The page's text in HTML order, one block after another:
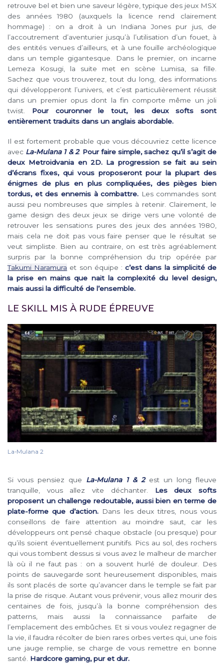
retrouve bel et bien une saveur légère, typique des jeux MSX
des années 1980 (auxquels la licence rend clairement
hommage) : on a droit à un Indiana Jones pur jus, de
l’accoutrement d’aventurier jusqu’à l’utilisation d’un fouet, à
des entités venues d’ailleurs, et à une fouille archéologique
dans un temple gigantesque. Dans le premier, on incarne
Lemeza Kosugi, la suite met en scène Lumisa, sa fille.
Sachez que vous trouverez, tout du long, des informations
qui développeront l’univers, et c’est particulièrement réussit
dans un premier opus dont la fin comporte même un joli
twist. Pour couronner le tout, les deux softs sont
entièrement traduits dans un anglais abordable.
Il est fortement probable que vous découvriez cette licence
avec La-Mulana 1 & 2. Pour faire simple, sachez qu’il s’agit de
deux Metroidvania en 2D. La progression se fait au sein
d’écrans fixes, qui vous proposeront pour la plupart des
énigmes de plus en plus compliquées, des pièges bien
tordus, et des ennemis à combattre. Les commandes sont
aussi peu nombreuses que simples à retenir. Clairement, le
game design des deux jeux se dirige vers une volonté de
retrouver les sensations pures des jeux des années 1980,
mais cela ne doit pas vous faire penser que le résultat se
veut simpliste. Bien au contraire, on est très agréablement
surpris par la bonne compréhension du trip opérée par
Takumi Naramura et son équipe :c’est dans la simplicité de
la prise en mains que nait la complexité du level design,
mais aussi la difficulté de l’ensemble.
LE SKILL MIS À RUDE ÉPREUVE
La-Mulana 2
Si vous pensiez que La-Mulana 1 & 2est un long fleuve
tranquille, vous allez vite déchanter. Les deux softs
proposent un challenge redoutable, aussi bien en terme de
plate-forme que d’action.Dans les deux titres, nous vous
conseillons de faire attention au moindre saut, car les
développeurs ont pensé chaque obstacle (ou presque) pour
qu’ils soient éventuellement punitifs. Pics au sol, des rochers
qui vous tombent dessus si vous avez le malheur de marcher
là où il ne faut pas : on a souvent hurlé de douleur. Des
points de sauvegarde sont heureusement disponibles, mais
ils sont placés de sorte qu’avancer dans le temple se fait par
la prise de risque. Autant vous prévenir, vous allez mourir des
centaines de fois, jusqu’à la bonne compréhension des
patterns, mais aussi la connaissance parfaite de
l’emplacement des embûches. Et si vous voulez regagner de
la vie, il faudra récolter de bien rares orbes vertes qui, une fois
une jauge remplie, se charge de vous remettre en bonne
santé. Hardcore gaming, pur et dur.